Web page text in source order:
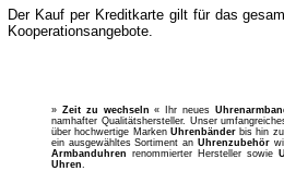
Der Kauf per Kreditkarte gilt für das
Kooperationsangebote.
» Zeit zu wechseln « Ihr neues
namhafter Qualitätshersteller. Unser
über hochwertige Marken Uhrenbänderbis hin zu
ein ausgewähltes Sortiment an Uhrenzubehör
Armbanduhren renommierter Hersteller sowie
Uhren.